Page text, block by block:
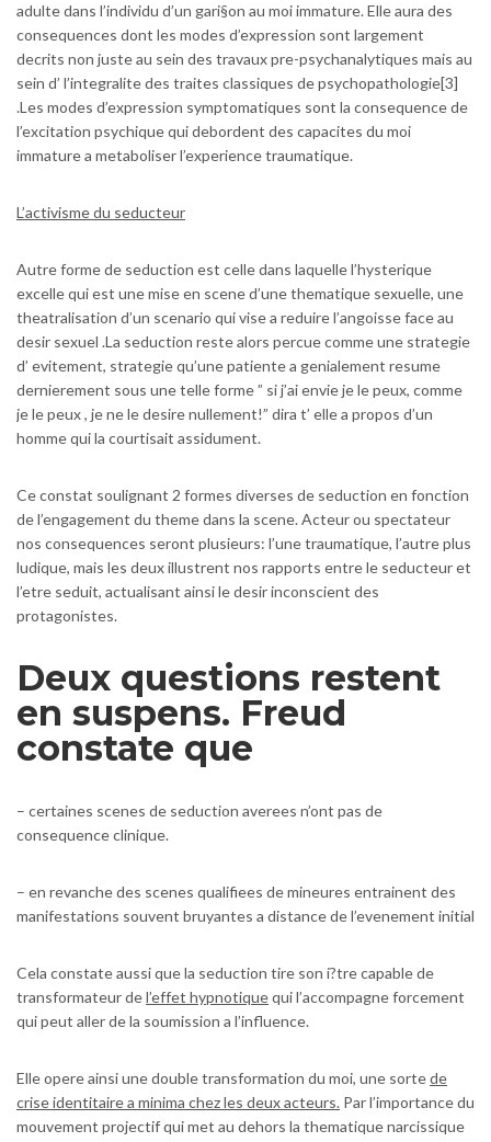
adulte dans l’individu d’un gari§on au moi immature. Elle aura des
consequences dont les modes d’expression sont largement
decrits non juste au sein des travaux pre-psychanalytiques mais au
sein d’ l’integralite des traites classiques de psychopathologie[3]
.Les modes d’expression symptomatiques sont la consequence de
l’excitation psychique qui debordent des capacites du moi
immature a metaboliser l’experience traumatique.
L’activisme du seducteur
Autre forme de seduction est celle dans laquelle l’hysterique
excelle qui est une mise en scene d’une thematique sexuelle, une
theatralisation d’un scenario qui vise a reduire l’angoisse face au
desir sexuel .La seduction reste alors percue comme une strategie
d’ evitement, strategie qu’une patiente a genialement resume
dernierement sous une telle forme ” si j’ai envie je le peux, comme
je le peux , je ne le desire nullement!” dira t’ elle a propos d’un
homme qui la courtisait assidument.
Ce constat soulignant 2 formes diverses de seduction en fonction
de l’engagement du theme dans la scene. Acteur ou spectateur
nos consequences seront plusieurs: l’une traumatique, l’autre plus
ludique, mais les deux illustrent nos rapports entre le seducteur et
l’etre seduit, actualisant ainsi le desir inconscient des
protagonistes.
Deux questions restent
en suspens. Freud
constate que
– certaines scenes de seduction averees n’ont pas de
consequence clinique.
– en revanche des scenes qualifiees de mineures entrainent des
manifestations souvent bruyantes a distance de l’evenement initial
Cela constate aussi que la seduction tire son i?tre capable de
transformateur del’effet hypnotiquequi l’accompagne forcement
qui peut aller de la soumission a l’influence.
Elle opere ainsi une double transformation du moi, une sortede
crise identitaire a minima chez les deux acteurs. Par l’importance du
mouvement projectif qui met au dehors la thematique narcissique